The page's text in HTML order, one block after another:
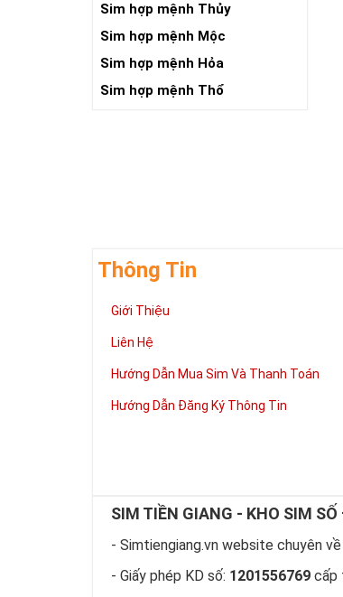
Sim hợp mệnh Thủy
Sim hợp mệnh Mộc
Sim hợp mệnh Hỏa
Sim hợp mệnh Thổ
Thể
hữu
Thông Tin
Giới Thiệu
Liên Hệ
Hướng Dẫn Mua Sim Và Thanh Toán
Hướng Dẫn Đăng Ký Thông Tin
SIM TIỀN GIANG - KHO SIM
- Simtiengiang.vn website chuyên
- Giấy phép KD số: 1201556769 cấp